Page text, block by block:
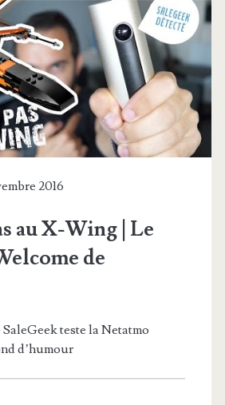
2016
au X-Wing | Le
de
teste la Netatmo
d’humour